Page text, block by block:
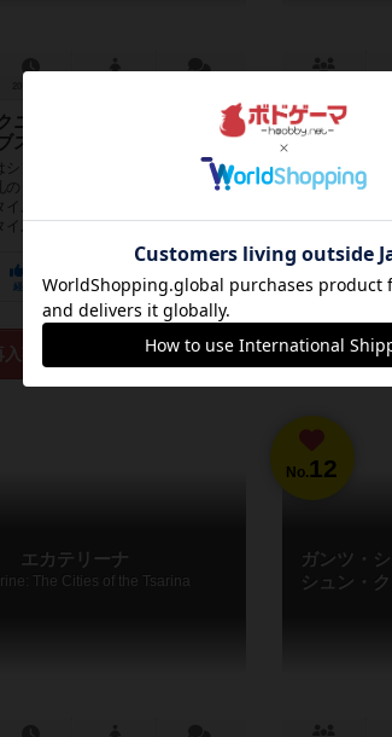
ニツィアらしいジレンマに
ストラクトゲームの傑作！
シンプルなタイル配置のゲーム。 プ
のタイルから1枚、ドミノタイルのよ
イルに5種類あるシンボルのうち2個
イルを、四角い...
経験あり お気に入り 持ってる
入荷までお待ち下さい
作品
興味あり
通販
エカテリーナ
The Cities of the Tsarina
No. 12
ガンツ・
シュン・